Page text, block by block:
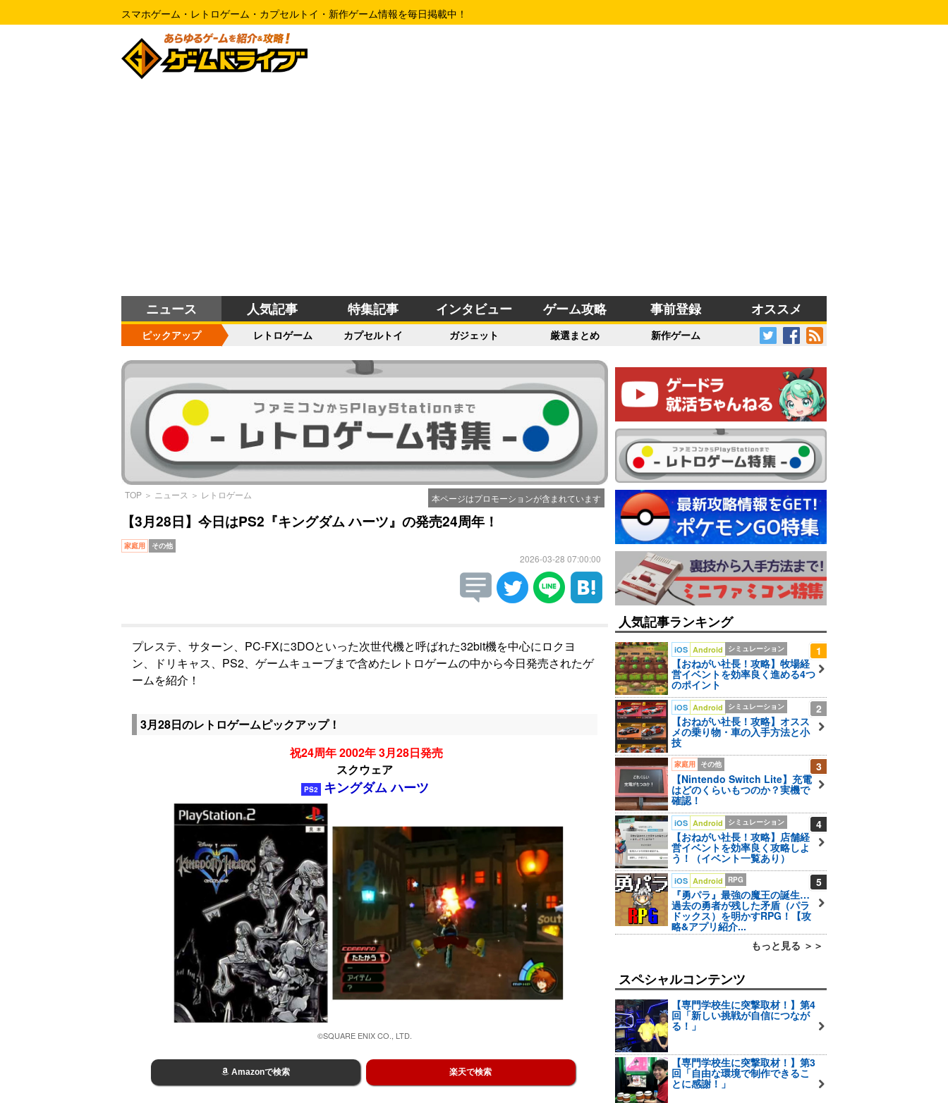
スマホゲーム・レトロゲーム・カプセルトイ・新作ゲーム情報を毎日掲載中！
ニュース 人気記事 特集記事 インタビュー ゲーム攻略 事前登録 オススメ
ピックアップ レトロゲーム カプセルトイ ガジェット 厳選まとめ 新作ゲーム
本ページはプロモーションが含まれています
TOP ＞ ニュース ＞ レトロゲーム
【3月28日】今日はPS2『キングダム ハーツ』の発売24周年！
家庭用 その他
2026-03-28 07:00:00
プレステ、サターン、PC-FXに3DOといった次世代機と呼ばれた32bit機を中心にロクヨ
ン、ドリキャス、PS2、ゲームキューブまで含めたレトロゲームの中から今日発売されたゲ
ームを紹介！
3月28日のレトロゲームピックアップ！
祝24周年 2002年 3月28日発売
スクウェア
PS2 キングダム ハーツ
©SQUARE ENIX CO., LTD.
Amazonで検索 楽天で検索
人気記事ランキング
1
iOS Android シミュレーション
【おねがい社長！攻略】牧場経
営イベントを効率良く進める4つ
のポイント
2
iOS Android シミュレーション
【おねがい社長！攻略】オスス
メの乗り物・車の入手方法と小
技
3
家庭用 その他
【Nintendo Switch Lite】充電
はどのくらいもつのか？実機で
確認！
4
iOS Android シミュレーション
【おねがい社長！攻略】店舗経
営イベントを効率良く攻略しよ
う！（イベント一覧あり）
5
iOS Android RPG
『勇パラ』最強の魔王の誕生…
過去の勇者が残した矛盾（パラ
ドックス）を明かすRPG！【攻
略&アプリ紹介...
もっと見る ＞＞
スペシャルコンテンツ
【専門学校生に突撃取材！】第4
回「新しい挑戦が自信につなが
る！」
【専門学校生に突撃取材！】第3
回「自由な環境で制作できるこ
とに感謝！」